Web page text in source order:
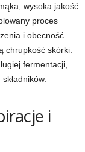
wysoka jakość
proces
i obecność
chrupkość skórki.
fermentacji,
i